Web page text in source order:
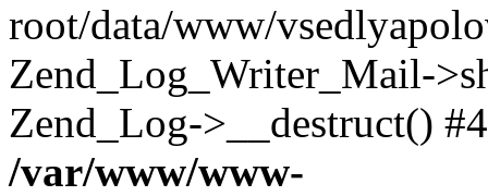
root/data/www/
Zend_Log_Writer_Mail-
Zend_Log->__destruct()
/var/www/www-